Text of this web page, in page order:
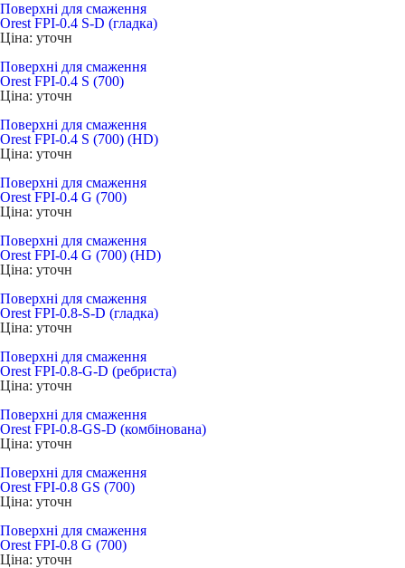
Поверхні для смаження
Orest FPI-0.4 S-D (гладка)
Ціна: уточн
Поверхні для смаження
Orest FPI-0.4 S (700)
Ціна: уточн
Поверхні для смаження
Orest FPI-0.4 S (700) (HD)
Ціна: уточн
Поверхні для смаження
Orest FPI-0.4 G (700)
Ціна: уточн
Поверхні для смаження
Orest FPI-0.4 G (700) (НD)
Ціна: уточн
Поверхні для смаження
Orest FPI-0.8-S-D (гладка)
Ціна: уточн
Поверхні для смаження
Orest FPI-0.8-G-D (ребриста)
Ціна: уточн
Поверхні для смаження
Orest FPI-0.8-GS-D (комбінована)
Ціна: уточн
Поверхні для смаження
Orest FPI-0.8 GS (700)
Ціна: уточн
Поверхні для смаження
Orest FPI-0.8 G (700)
Ціна: уточн